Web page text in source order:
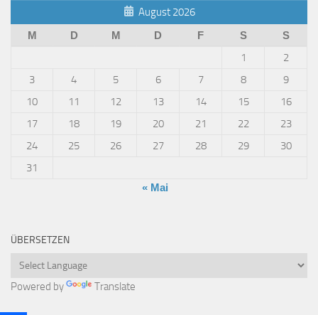
August 2026
M D M D F S S
1
2
3
4 5 6 7 8
9
10
11 12 13 14 15
16
17
18 19 20 21 22
23
24
25 26 27 28 29
30
31
« Mai
ÜBERSETZEN
Powered by Translate